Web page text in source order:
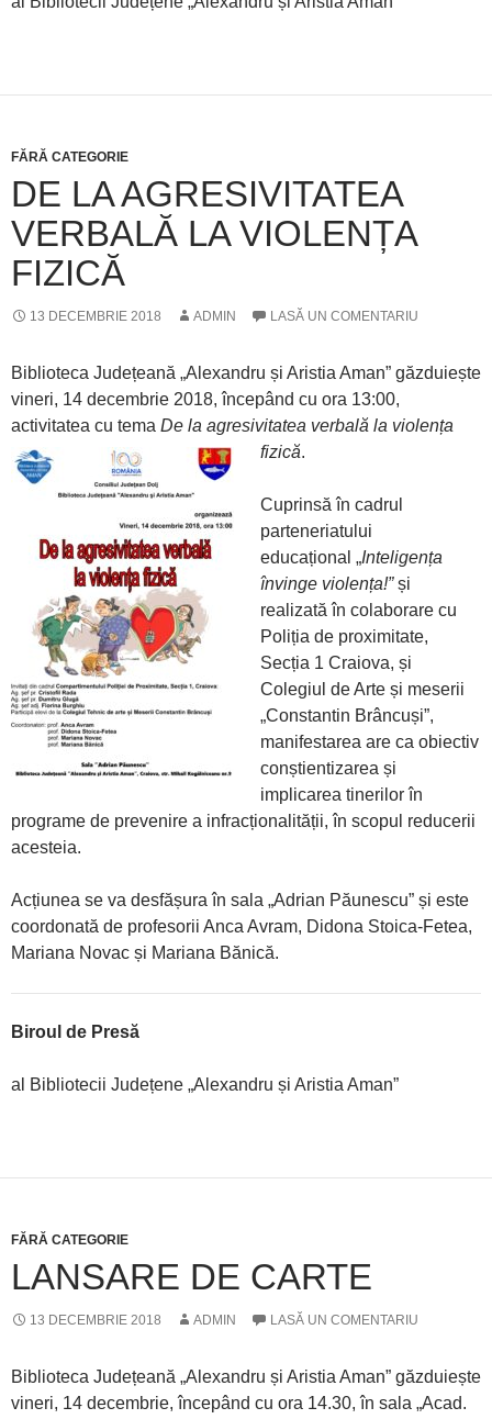
FĂRĂ CATEGORIE
DE LA AGRESIVITATEA
VERBALĂ LA VIOLENȚA
FIZICĂ
13 DECEMBRIE 2018 ADMIN LASĂ UN COMENTARIU
Biblioteca Județeană „Alexandru și Aristia Aman” găzduiește
vineri, 14 decembrie 2018, începând cu ora 13:00,
activitatea cu tema De la agresivitatea verbală la violența
fizică.
Cuprinsă în cadrul
parteneriatului
educațional „Inteligența
învinge violența!” și
realizată în colaborare cu
Poliția de proximitate,
Secția 1 Craiova, și
Colegiul de Arte și meserii
„Constantin Brâncuși”,
manifestarea are ca obiectiv
conștientizarea și
implicarea tinerilor în
programe de prevenire a infracționalității, în scopul reducerii
acesteia.
Acțiunea se va desfășura în sala „Adrian Păunescu” și este
coordonată de profesorii Anca Avram, Didona Stoica-Fetea,
Mariana Novac și Mariana Bănică.
Biroul de Presă
al Bibliotecii Județene „Alexandru și Aristia Aman”
FĂRĂ CATEGORIE
LANSARE DE CARTE
13 DECEMBRIE 2018 ADMIN LASĂ UN COMENTARIU
Biblioteca Județeană „Alexandru și Aristia Aman” găzduiește
vineri, 14 decembrie, începând cu ora 14.30, în sala „Acad.